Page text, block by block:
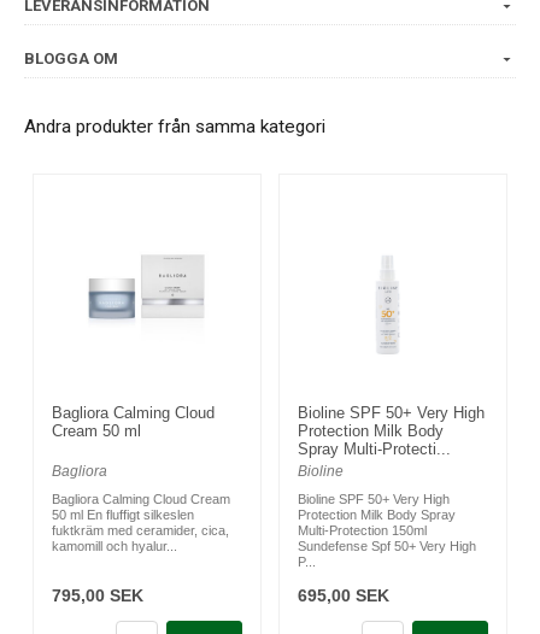
LEVERANSINFORMATION
BLOGGA OM
Andra produkter från samma kategori
Bagliora Calming Cloud
Cream 50 ml
Bagliora
Bagliora Calming Cloud Cream
50 ml En fluffigt silkeslen
fuktkräm med ceramider, cica,
kamomill och hyalur...
795,00 SEK
Bioline SPF 50+ Very High
Protection Milk Body
Spray Multi-Protecti...
Bioline
Bioline SPF 50+ Very High
Protection Milk Body Spray
Multi-Protection 150ml
Sundefense Spf 50+ Very High
P...
695,00 SEK